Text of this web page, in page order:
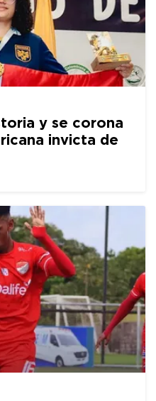
y se corona
invicta de